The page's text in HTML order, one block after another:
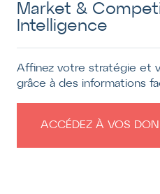
Market &
Intelligence
Affinez votre stratégie et
grâce à des informations
ACCÉDEZ À VOS